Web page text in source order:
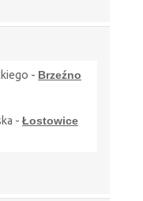
- Brzeźno
- Łostowice